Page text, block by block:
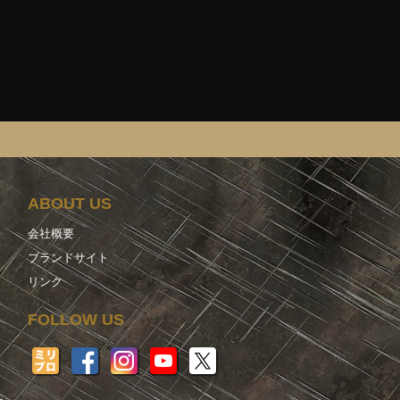
ABOUT US
会社概要
ブランドサイト
リンク
FOLLOW US